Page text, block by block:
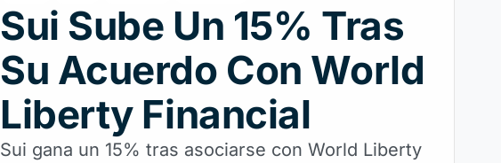
Sui Sube Un 15% Tras
Su Acuerdo Con World
Liberty Financial
Sui gana un 15% tras asociarse con World Liberty